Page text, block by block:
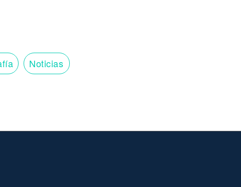
Noticias